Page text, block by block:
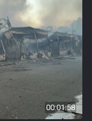
00:01:58